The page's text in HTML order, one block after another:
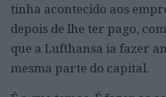
tinha acontecido aos
depois de lhe ter pago,
que a Lufthansa ia fazer
mesma parte do capital.